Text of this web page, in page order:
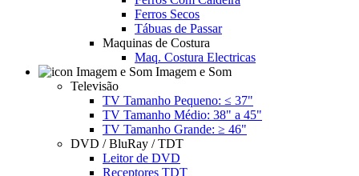
Ferros Secos
Tábuas de Passar
Maquinas de Costura
Maq. Costura Electricas
Imagem e Som
Televisão
TV Tamanho Pequeno: ≤ 37"
TV Tamanho Médio: 38" a 45"
TV Tamanho Grande: ≥ 46"
DVD / BluRay / TDT
Leitor de DVD
Receptores TDT